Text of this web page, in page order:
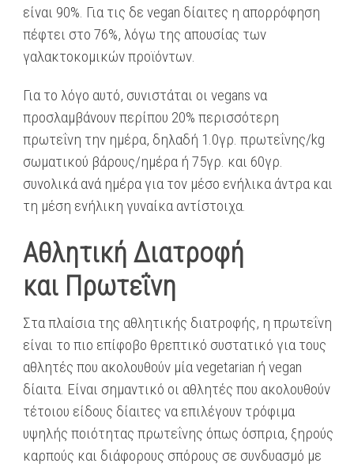
είναι 90%. Για τις δε vegan δίαιτες η απορρόφηση
πέφτει στο 76%, λόγω της απουσίας των
γαλακτοκομικών προϊόντων.
Για το λόγο αυτό, συνιστάται οι vegans να
προσλαμβάνουν περίπου 20% περισσότερη
πρωτεΐνη την ημέρα, δηλαδή 1.0γρ. πρωτεΐνης/kg
σωματικού βάρους/ημέρα ή 75γρ. και 60γρ.
συνολικά ανά ημέρα για τον μέσο ενήλικα άντρα και
τη μέση ενήλικη γυναίκα αντίστοιχα.
Αθλητική Διατροφή
και Πρωτεΐνη
Στα πλαίσια της αθλητικής διατροφής, η πρωτεΐνη
είναι το πιο επίφοβο θρεπτικό συστατικό για τους
αθλητές που ακολουθούν μία vegetarian ή vegan
δίαιτα. Είναι σημαντικό οι αθλητές που ακολουθούν
τέτοιου είδους δίαιτες να επιλέγουν τρόφιμα
υψηλής ποιότητας πρωτεΐνης όπως όσπρια, ξηρούς
καρπούς και διάφορους σπόρους σε συνδυασμό με